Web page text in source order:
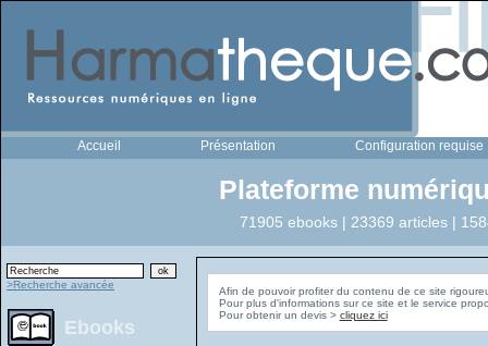
Accueil Présentation Configuration requise
Plateforme
71905 ebooks | 23369 articles |
>Recherche avancée
Ebooks
Afin de pouvoir profiter du contenu de ce site
Pour plus d'informations sur ce site et le service
Pour obtenir un devis > cliquez ici